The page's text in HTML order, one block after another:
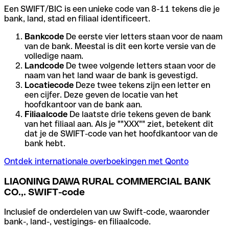
Een SWIFT/BIC is een unieke code van 8-11 tekens die je
bank, land, stad en filiaal identificeert.
Bankcode De eerste vier letters staan voor de naam
van de bank. Meestal is dit een korte versie van de
volledige naam.
Landcode De twee volgende letters staan voor de
naam van het land waar de bank is gevestigd.
Locatiecode Deze twee tekens zijn een letter en
een cijfer. Deze geven de locatie van het
hoofdkantoor van de bank aan.
Filiaalcode De laatste drie tekens geven de bank
van het filiaal aan. Als je ""XXX"" ziet, betekent dit
dat je de SWIFT-code van het hoofdkantoor van de
bank hebt.
Ontdek internationale overboekingen met Qonto
LIAONING DAWA RURAL COMMERCIAL BANK
CO.,. SWIFT-code
Inclusief de onderdelen van uw Swift-code, waaronder
bank-, land-, vestigings- en filiaalcode.